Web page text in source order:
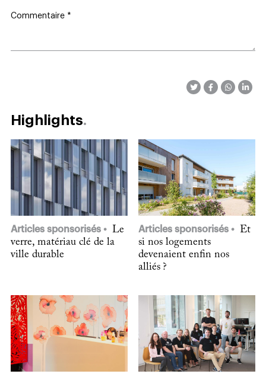
Commentaire *
Highlights
Articles sponsorisés
Le
verre, matériau clé de la
ville durable
Articles sponsorisés
Et
si nos logements
devenaient enfin nos
alliés ?